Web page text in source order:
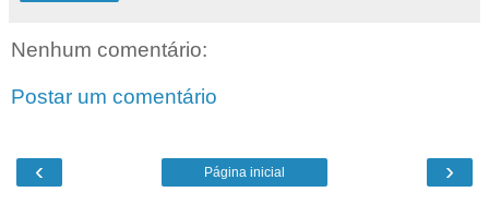
Nenhum comentário:
Postar um comentário
‹ ›
Página inicial